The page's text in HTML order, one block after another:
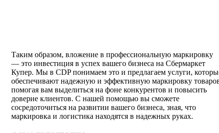
Таким образом, вложение в профессиональную маркировку
— это инвестиция в успех вашего бизнеса на Сбермаркет
Купер. Мы в CDP понимаем это и предлагаем услуги,
обеспечивают надежную и эффективную маркировку
помогая вам выделиться на фоне конкурентов и повысить
доверие клиентов. С нашей помощью вы сможете
сосредоточиться на развитии вашего бизнеса, зная, что
маркировка и логистика находятся в надежных руках.